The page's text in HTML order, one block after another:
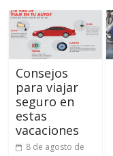
Consejos
para viajar
seguro en
estas
vacaciones
8 de agosto de